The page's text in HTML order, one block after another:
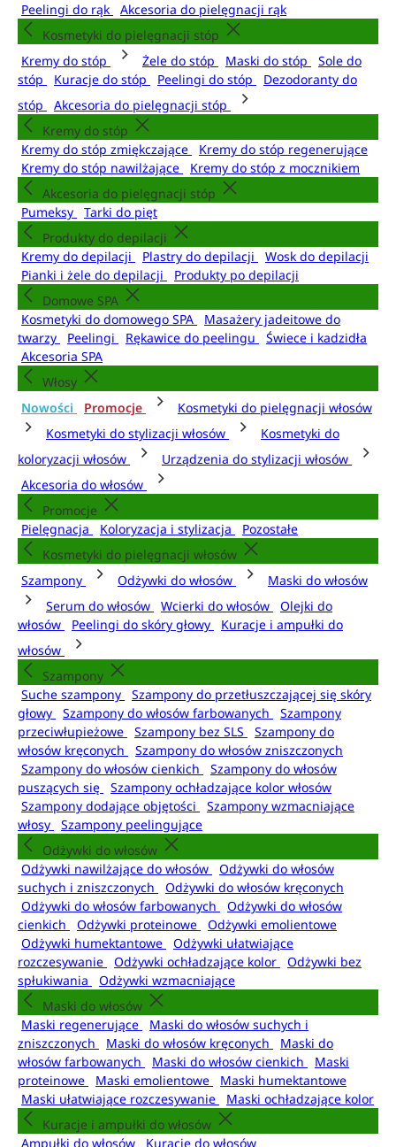
Peelingi do rąk
Akcesoria do pielęgnacji rąk
Kosmetyki do pielęgnacji stóp
Kremy do stóp
Żele do stóp Maski do stóp
Sole do
stóp
Kuracje do stóp Peelingi do stóp
Dezodoranty do
stóp
Akcesoria do pielęgnacji stóp
Kremy do stóp
Kremy do stóp zmiękczające
Kremy do stóp regenerujące
Kremy do stóp nawilżające
Kremy do stóp z mocznikiem
Akcesoria do pielęgnacji stóp
Pumeksy
Tarki do pięt
Produkty do depilacji
Kremy do depilacji
Plastry do depilacji
Wosk do depilacji
Pianki i żele do depilacji
Produkty po depilacji
Domowe SPA
Kosmetyki do domowego SPA
Masażery jadeitowe do
twarzy
Peelingi Rękawice do peelingu
Świece i kadzidła
Akcesoria SPA
Włosy
Nowości
Promocje
Kosmetyki do pielęgnacji włosów
Kosmetyki do stylizacji włosów
Kosmetyki do
koloryzacji włosów
Urządzenia do stylizacji włosów
Akcesoria do włosów
Promocje
Pielęgnacja
Koloryzacja i stylizacja
Pozostałe
Kosmetyki do pielęgnacji włosów
Szampony
Odżywki do włosów
Maski do włosów
Serum do włosów
Wcierki do włosów
Olejki do
włosów
Peelingi do skóry głowy
Kuracje i ampułki do
włosów
Szampony
Suche szampony
Szampony do przetłuszczającej się skóry
głowy
Szampony do włosów farbowanych
Szampony
przeciwłupieżowe
Szampony bez SLS
Szampony do
włosów kręconych
Szampony do włosów zniszczonych
Szampony do włosów cienkich
Szampony do włosów
puszących się
Szampony ochładzające kolor włosów
Szampony dodające objętości
Szampony wzmacniające
włosy
Szampony peelingujące
Odżywki do włosów
Odżywki nawilżające do włosów
Odżywki do włosów
suchych i zniszczonych
Odżywki do włosów kręconych
Odżywki do włosów farbowanych
Odżywki do włosów
cienkich
Odżywki proteinowe
Odżywki emolientowe
Odżywki humektantowe
Odżywki ułatwiające
rozczesywanie
Odżywki ochładzające kolor
Odżywki bez
spłukiwania
Odżywki wzmacniające
Maski do włosów
Maski regenerujące
Maski do włosów suchych i
zniszczonych
Maski do włosów kręconych
Maski do
włosów farbowanych
Maski do włosów cienkich
Maski
proteinowe
Maski emolientowe
Maski humektantowe
Maski ułatwiające rozczesywanie
Maski ochładzające kolor
Kuracje i ampułki do włosów
Ampułki do włosów
Kuracje do włosów